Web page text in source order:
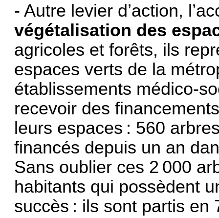
- Autre levier d’action,
végétalisation des
agricoles et forêts, ils
espaces verts de la
établissements médico-
recevoir des
leurs espaces : 560
financés depuis un an
Sans oublier ces 2 000
habitants qui possèdent
succès : ils sont partis en